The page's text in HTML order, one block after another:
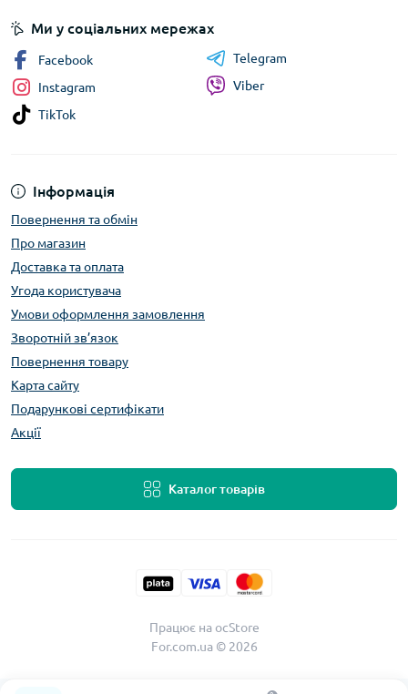
Інформація
Повернення та обмін
Про магазин
Доставка та оплата
Угода користувача
Умови оформлення замовлення
Зворотній зв’язок
Повернення товару
Карта сайту
Подарункові сертифікати
Акції
Каталог товарів
Ми у соціальних мережах
Facebook
Instagram
TikTok
Telegram
Viber
Працює наocStore
For.com.ua © 2026